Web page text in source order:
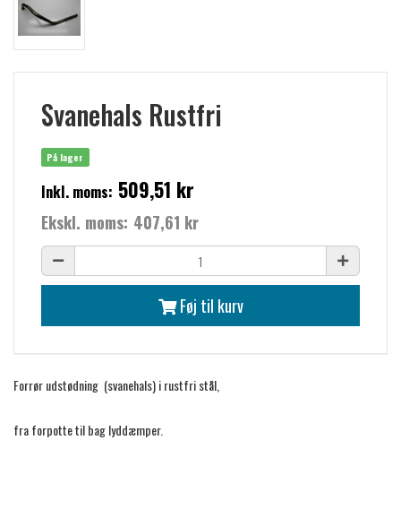
Svanehals Rustfri
På lager
Inkl. moms: 509,51 kr
Ekskl. moms: 407,61 kr
Føj til kurv
Forrør udstødning (svanehals) i rustfri stål,
fra forpotte til bag lyddæmper.